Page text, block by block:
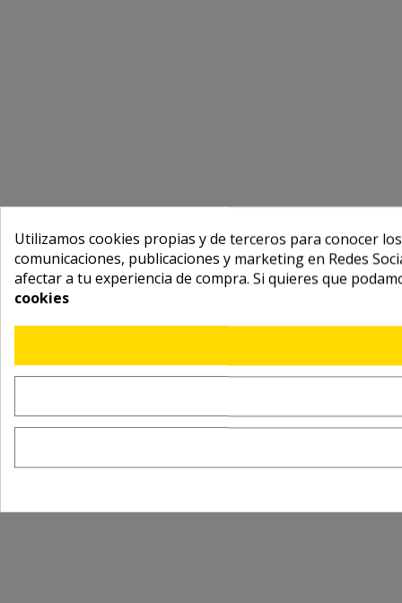
Utilizamos cookies propias y de terceros para conocer
comunicaciones, publicaciones y marketing en Redes
afectar a tu experiencia de compra. Si quieres que
cookies